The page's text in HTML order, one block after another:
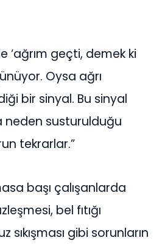
‘ağrım geçti, demek ki
Oysa ağrı
bir sinyal. Bu sinyal
neden susturulduğu
tekrarlar.”
başı çalışanlarda
bel fıtığı
sıkışması gibi sorunların